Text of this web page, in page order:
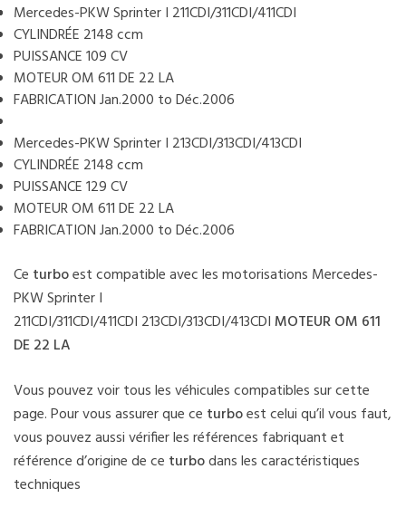
Mercedes-PKW Sprinter I 211CDI/311CDI/411CDI
CYLINDRÉE 2148 ccm
PUISSANCE 109 CV
MOTEUR OM 611 DE 22 LA
FABRICATION Jan.2000 to Déc.2006
Mercedes-PKW Sprinter I 213CDI/313CDI/413CDI
CYLINDRÉE 2148 ccm
PUISSANCE 129 CV
MOTEUR OM 611 DE 22 LA
FABRICATION Jan.2000 to Déc.2006
Ce turboest compatible avec les motorisations Mercedes-
PKW Sprinter I
211CDI/311CDI/411CDI 213CDI/313CDI/413CDIMOTEUROM 611
DE 22 LA
Vous pouvez voir tous les véhicules compatibles sur cette
page. Pour vous assurer que ce turboest celui qu’il vous faut,
vous pouvez aussi vérifier les références fabriquant et
référence d’origine de ce turbodans les caractéristiques
techniques